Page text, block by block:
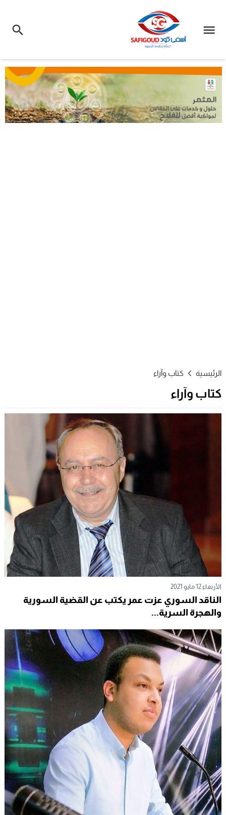
الرئيسية كتاب وآراء
كتاب وآراء
الأربعاء 12 مايو 2021
الناقد السوري عزت عمر يكتب عن القضية السورية
والهجرة السرية...